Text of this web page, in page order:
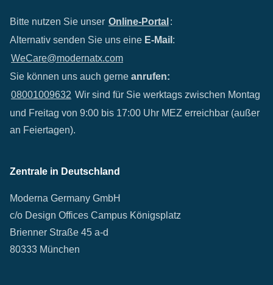
Bitte nutzen Sie unser Online-Portal :
Alternativ senden Sie uns eine E-Mail :
WeCare@modernatx.com
Sie können uns auch gerne anrufen:
08001009632 Wir sind für Sie werktags zwischen Montag
und Freitag von 9:00 bis 17:00 Uhr MEZ erreichbar (außer
an Feiertagen).
Zentrale in Deutschland
Moderna Germany GmbH
c/o Design Offices Campus Königsplatz
Brienner Straße 45 a-d
80333 München